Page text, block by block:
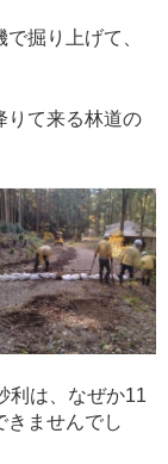
掘り上げて、
りて来る林道の
利は、なぜか11
きませんでし